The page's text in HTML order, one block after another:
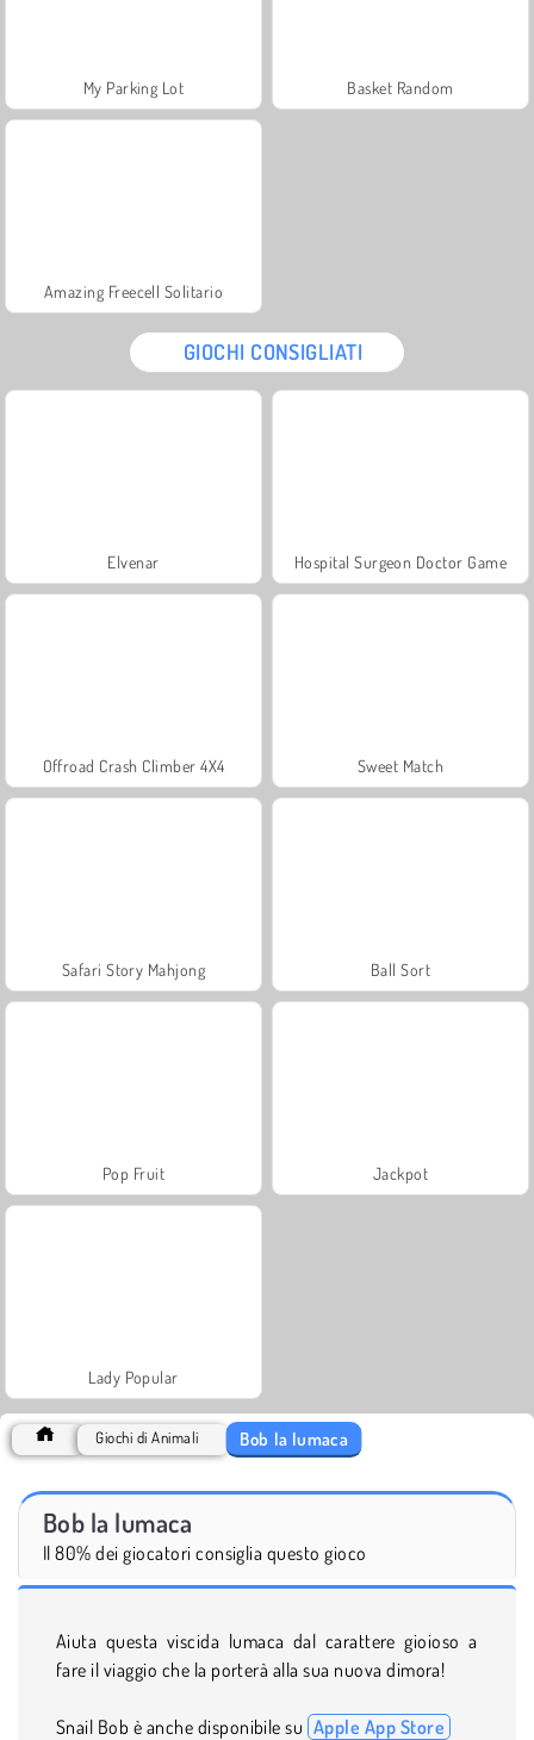
My Parking Lot Basket Random
Amazing Freecell Solitario
GIOCHI CONSIGLIATI
Elvenar Hospital Surgeon Doctor Game
Offroad Crash Climber 4X4 Sweet Match
Safari Story Mahjong Ball Sort
Pop Fruit Jackpot
Lady Popular
Giochi di Animali Bob la lumaca
Bob la lumaca
Il 80% dei giocatori consiglia questo gioco
Aiuta questa viscida lumaca dal carattere gioioso a
fare il viaggio che la porterà alla sua nuova dimora!
Snail Bob è anche disponibile su Apple App Store